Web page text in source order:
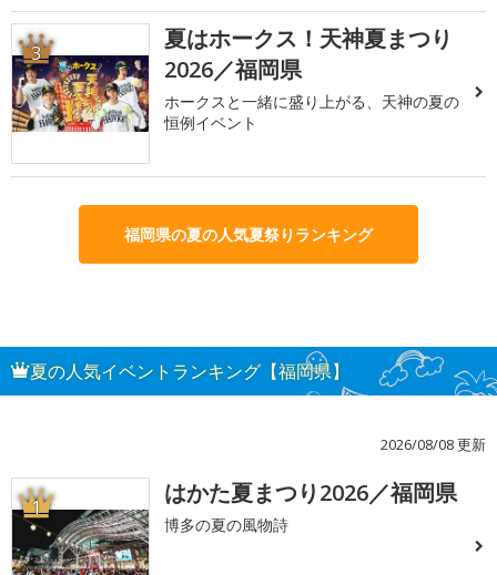
3
夏はホークス！天神夏まつり
2026／福岡県
ホークスと一緒に盛り上がる、天神の夏の
恒例イベント
福岡県の夏の人気夏祭りランキング
夏の人気イベントランキング【福岡県】
2026/08/08 更新
1 はかた夏まつり2026／福岡県
博多の夏の風物詩